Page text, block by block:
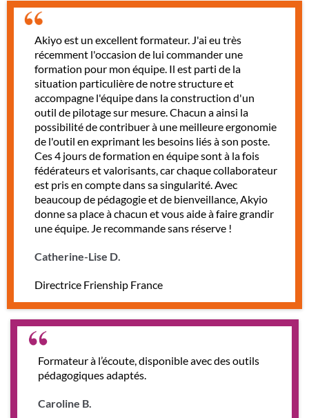
Akiyo est un excellent formateur. J'ai eu très
récemment l'occasion de lui commander une
formation pour mon équipe. Il est parti de la
situation particulière de notre structure et
accompagne l'équipe dans la construction d'un
outil de pilotage sur mesure. Chacun a ainsi la
possibilité de contribuer à une meilleure ergonomie
de l'outil en exprimant les besoins liés à son poste.
Ces 4 jours de formation en équipe sont à la fois
fédérateurs et valorisants, car chaque collaborateur
est pris en compte dans sa singularité. Avec
beaucoup de pédagogie et de bienveillance, Akyio
donne sa place à chacun et vous aide à faire grandir
une équipe. Je recommande sans réserve !
Catherine-Lise D.
Directrice Frienship France
Formateur à l’écoute, disponible avec des outils
pédagogiques adaptés.
Caroline B.